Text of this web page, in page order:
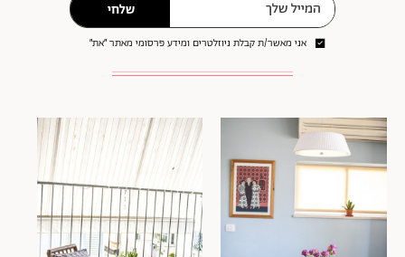
שלחי
אני מאשר/ת קבלת ניוזלטרים ומידע פרסומי מאתר ״את״